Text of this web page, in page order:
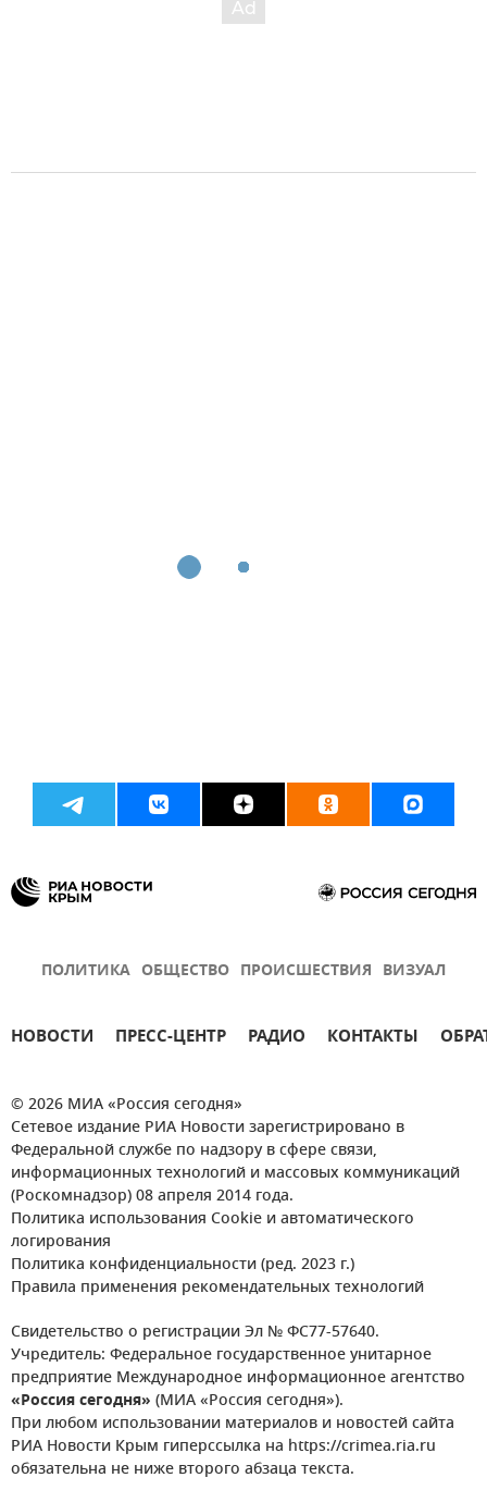
ПОЛИТИКА ОБЩЕСТВО ПРОИСШЕСТВИЯ ВИЗУАЛ
НОВОСТИ ПРЕСС-ЦЕНТР РАДИО КОНТАКТЫ
© 2026 МИА «Россия сегодня»
Сетевое издание РИА Новости зарегистрировано в
Федеральной службе по надзору в сфере связи,
информационных технологий и массовых коммуникаций
(Роскомнадзор) 08 апреля 2014 года.
Политика использования Cookie и автоматического
логирования
Политика конфиденциальности (ред. 2023 г.)
Правила применения рекомендательных технологий
Свидетельство о регистрации Эл № ФС77-57640.
Учредитель: Федеральное государственное унитарное
предприятие Международное информационное агентство
«Россия сегодня» (МИА «Россия сегодня»).
При любом использовании материалов и новостей сайта
РИА Новости Крым гиперссылка на https://crimea.ria.ru
обязательна не ниже второго абзаца текста.